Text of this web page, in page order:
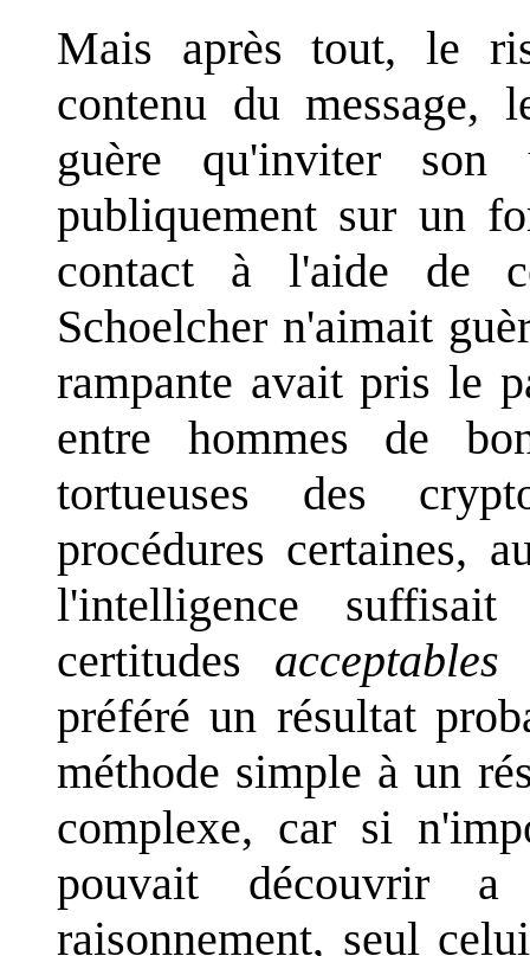
Mais après tout, le
contenu du message,
guère qu'inviter son
publiquement sur un
contact à l'aide de
Schoelcher n'aimait
rampante avait pris le
entre hommes de
tortueuses des
procédures certaines,
l'intelligence
certitudes acceptables
préféré un résultat
méthode simple à un
complexe, car si
pouvait découvrir
raisonnement, seul